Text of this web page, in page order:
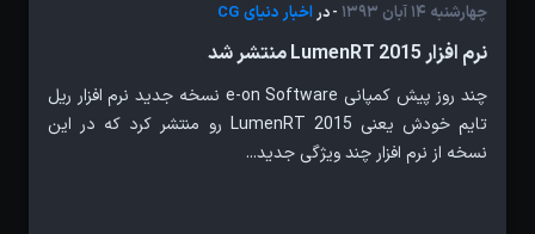
چهارشنبه 14 آبان 1393 - دراخبار دنیای CG
نرم افزار LumenRT 2015 منتشر شد
چند روز پیش کمپانی e-on Software نسخه جدید نرم افزار ریل
تایم خودش یعنی LumenRT 2015 رو منتشر کرد که در این
نسخه از نرم افزار چند ویژگی جدید...